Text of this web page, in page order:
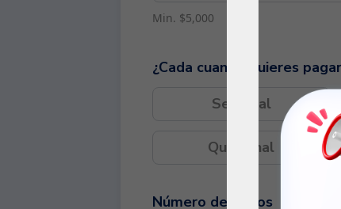
Min. $5,000
¿Cada cuando quieres
Semanal
Quincenal
Número de pagos